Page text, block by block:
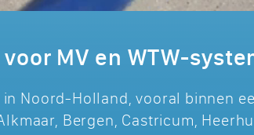
MV en WTW-
Noord-Holland, vooral binnen
Bergen, Castricum,